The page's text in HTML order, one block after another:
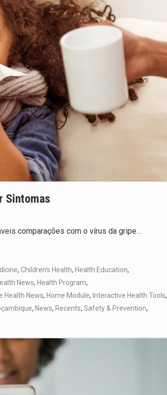
Sintomas
comparações com o vírus da gripe…
, Children's Health, Health Education,
News, Health Program,
Health News, Home Module, Interactive Health Tools,
, News, Recents, Safety & Prevention,